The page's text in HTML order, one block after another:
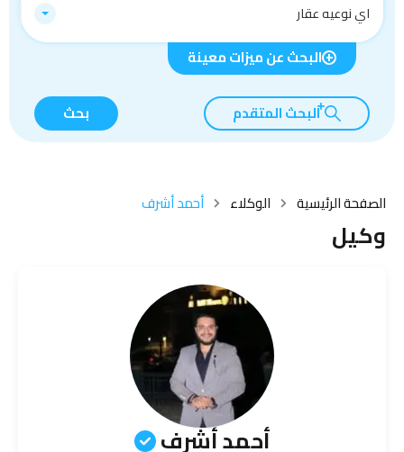
اي نوعيه عقار
البحث عن ميزات معينة
البحث المتقدم بحث
الصفحة الرئيسية الوكلاء أحمد أشرف
وكيل
أحمد أشرف